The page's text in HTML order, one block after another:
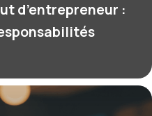
d’entrepreneur :